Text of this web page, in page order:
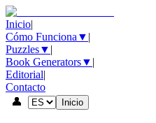
Inicio|
Cómo Funciona ▼ |
Puzzles▼ |
Book Generators▼ |
Editorial|
Contacto
👤
Inicio